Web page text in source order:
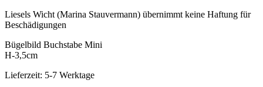
Liesels Wicht (Marina Stauvermann) übernimmt keine Haftung für
Beschädigungen
Bügelbild Buchstabe Mini
H-3,5cm
Lieferzeit: 5-7 Werktage